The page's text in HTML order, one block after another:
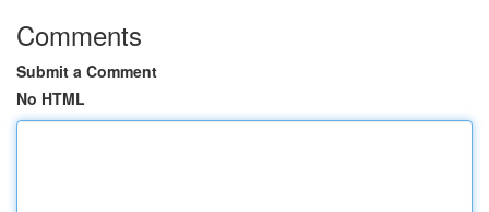
Comments
Submit a Comment
No HTML